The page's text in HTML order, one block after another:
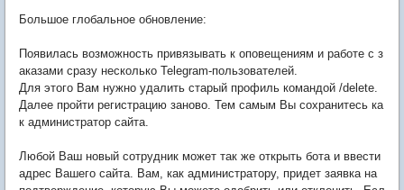
Большое глобальное обновление:
Появилась возможность привязывать к оповещениям и работе с з
аказами сразу несколько Telegram-пользователей.
Для этого Вам нужно удалить старый профиль командой /delete.
Далее пройти регистрацию заново. Тем самым Вы сохранитесь ка
к администратор сайта.
Любой Ваш новый сотрудник может так же открыть бота и ввести
адрес Вашего сайта. Вам, как администратору, придет заявка на